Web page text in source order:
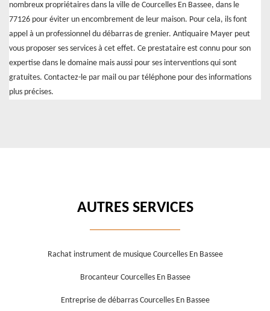
nombreux propriétaires dans la ville de Courcelles En Bassee, dans le
77126 pour éviter un encombrement de leur maison. Pour cela, ils font
appel à un professionnel du débarras de grenier. Antiquaire Mayer peut
vous proposer ses services à cet effet. Ce prestataire est connu pour son
expertise dans le domaine mais aussi pour ses interventions qui sont
gratuites. Contactez-le par mail ou par téléphone pour des informations
plus précises.
AUTRES SERVICES
Rachat instrument de musique Courcelles En Bassee
Brocanteur Courcelles En Bassee
Entreprise de débarras Courcelles En Bassee